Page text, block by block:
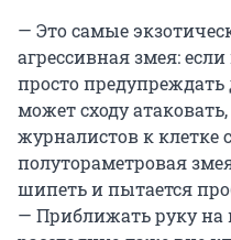
— Это самые
агрессивная змея:
просто предупреждать
может сходу
журналистов к клетке
полутораметровая
шипеть и пытается
— Приближать руку на